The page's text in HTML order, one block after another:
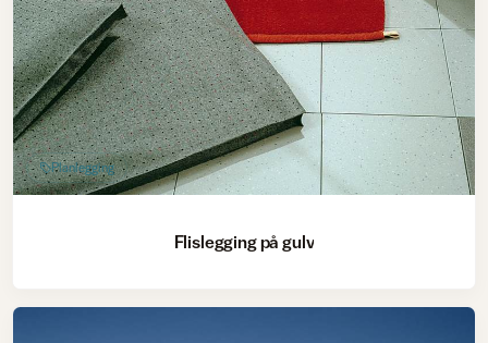
Planlegging
Flislegging på gulv